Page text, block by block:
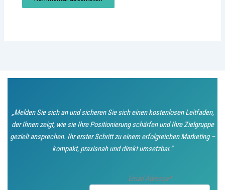
„Melden Sie sich an und sicheren Sie sich einen kostenlosen Leitfaden,
der Ihnen zeigt, wie sie Ihre Positionierung schärfen und Ihre Zielgruppe
gezielt ansprechen. Ihr erster Schritt zu einem erfolgreichen Marketing –
kompakt, praxisnah und direkt umsetzbar.“
Email Adresse*